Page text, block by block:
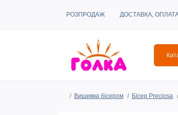
РОЗПРОДАЖ ДОСТАВКА,
Вишивка бісером Бісер Preciosa